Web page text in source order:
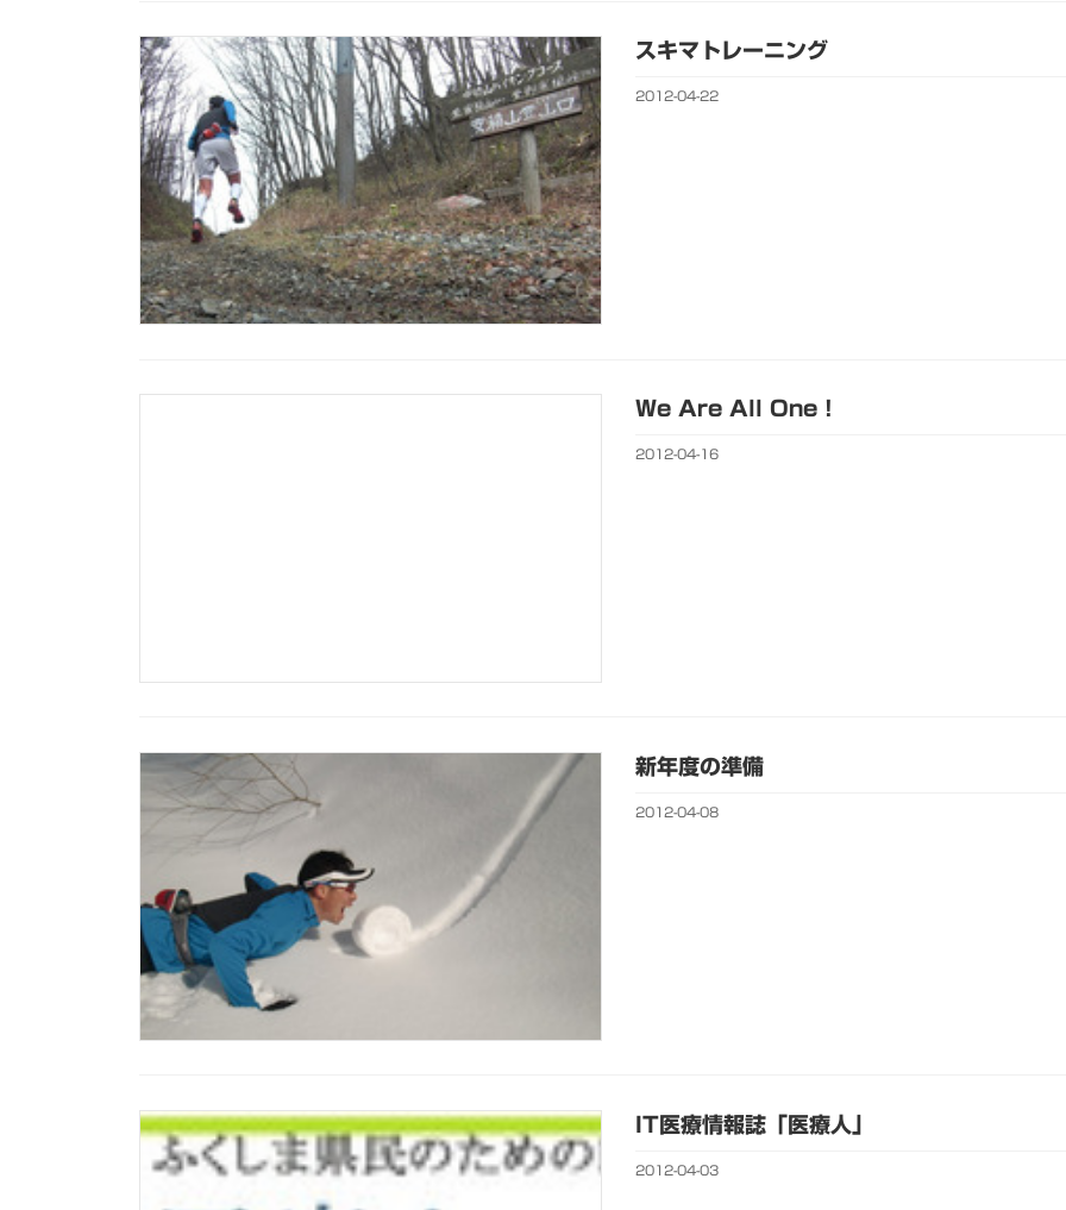
スキマトレーニング
2012-04-22
We Are All One !
2012-04-16
新年度の準備
2012-04-08
IT医療情報誌「医療人」
2012-04-03